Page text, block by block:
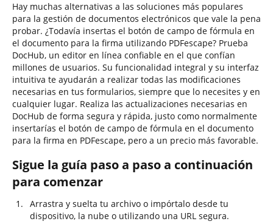
Hay muchas alternativas a las soluciones más populares
para la gestión de documentos electrónicos que vale la pena
probar. ¿Todavía insertas el botón de campo de fórmula en
el documento para la firma utilizando PDFescape? Prueba
DocHub, un editor en línea confiable en el que confían
millones de usuarios. Su funcionalidad integral y su interfaz
intuitiva te ayudarán a realizar todas las modificaciones
necesarias en tus formularios, siempre que lo necesites y en
cualquier lugar. Realiza las actualizaciones necesarias en
DocHub de forma segura y rápida, justo como normalmente
insertarías el botón de campo de fórmula en el documento
para la firma en PDFescape, pero a un precio más favorable.
Sigue la guía paso a paso a continuación
para comenzar
Arrastra y suelta tu archivo o impórtalo desde tu
dispositivo, la nube o utilizando una URL segura.